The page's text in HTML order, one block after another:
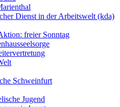
Dienst in der Arbeitswelt (kda)
freier Sonntag
Schweinfurt
Jugend